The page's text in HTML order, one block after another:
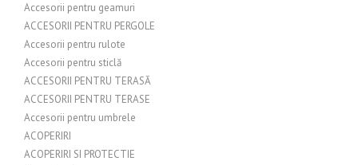
Accesorii pentru geamuri
ACCESORII PENTRU PERGOLE
Accesorii pentru rulote
Accesorii pentru sticlă
ACCESORII PENTRU TERASĂ
ACCESORII PENTRU TERASE
Accesorii pentru umbrele
ACOPERIRI
ACOPERIRI SI PROTECTIE